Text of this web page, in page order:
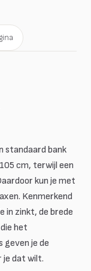
standaard bank
cm, terwijl een
kun je met
Kenmerkend
in zinkt, de brede
het
geven je de
je dat wilt.